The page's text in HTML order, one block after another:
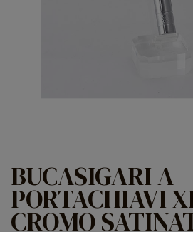
BUCASIGARI A
PORTACHIAVI
CROMO